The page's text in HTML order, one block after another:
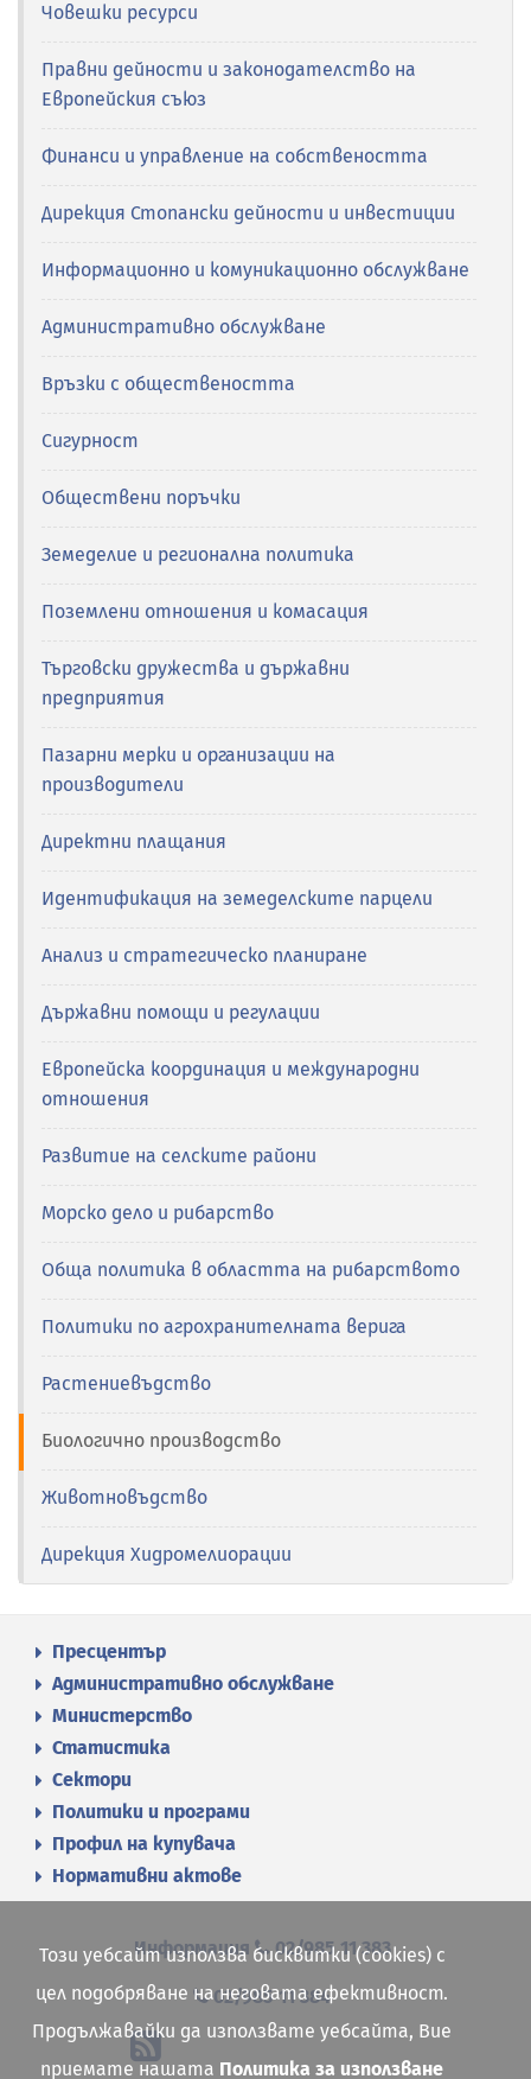
Човешки ресурси
Правни дейности и законодателство на
Европейския съюз
Финанси и управление на собствеността
Дирекция Стопански дейности и инвестиции
Информационно и комуникационно обслужване
Административно обслужване
Връзки с обществеността
Сигурност
Обществени поръчки
Земеделие и регионална политика
Поземлени отношения и комасация
Търговски дружества и държавни
предприятия
Пазарни мерки и организации на
производители
Директни плащания
Идентификация на земеделските парцели
Анализ и стратегическо планиране
Държавни помощи и регулации
Европейска координация и международни
отношения
Развитие на селските райони
Морско дело и рибарство
Обща политика в областта на рибарството
Политики по агрохранителната верига
Растениевъдство
Биологично производство
Животновъдство
Дирекция Хидромелиорации
Пресцентър
Административно обслужване
Министерство
Статистика
Сектори
Политики и програми
Профил на купувача
Нормативни актове
Информация 02/985 11 383
02/985 11 384
Този уебсайт използва бисквитки (cookies) с
цел подобряване на неговата ефективност.
Продължавайки да използвате уебсайта, Вие
приемате нашата Политика за използване